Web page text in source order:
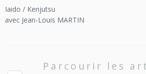
Iaido / Kenjutsu
avec Jean-Louis MARTIN
Parcourir les